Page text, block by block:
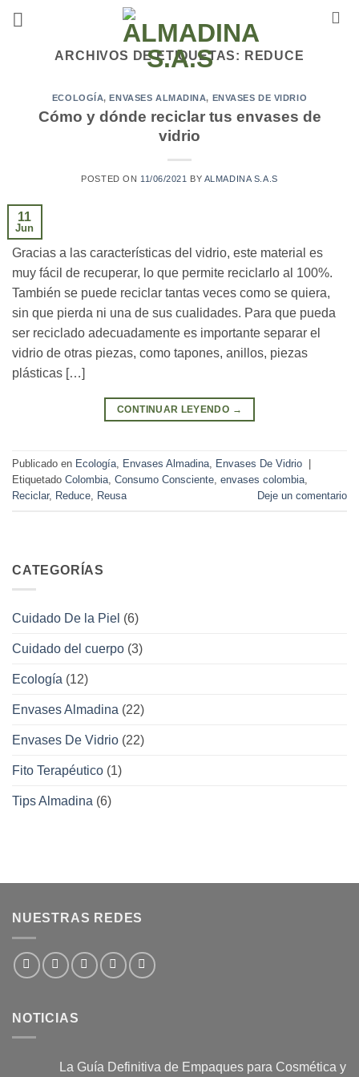
ARCHIVOS DE ETIQUETAS: REDUCE
ECOLOGÍA,ENVASES ALMADINA, ENVASES DE VIDRIO
Cómo y dónde reciclar tus envases de
vidrio
POSTED ON 11/06/2021 BY ALMADINA S.A.S
11
Jun
Gracias a las características del vidrio, este material es
muy fácil de recuperar, lo que permite reciclarlo al 100%.
También se puede reciclar tantas veces como se quiera,
sin que pierda ni una de sus cualidades. Para que pueda
ser reciclado adecuadamente es importante separar el
vidrio de otras piezas, como tapones, anillos, piezas
plásticas […]
CONTINUAR LEYENDO →
Publicado en Ecología Envases Almadina Envases De Vidrio
Etiquetado Colombia Consumo Consciente envases colombia
Reciclar, Reduce Reusa Deje un comentario
CATEGORÍAS
Cuidado De la Piel (6)
Cuidado del cuerpo (3)
Ecología (12)
Envases Almadina (22)
Envases De Vidrio (22)
Fito Terapéutico (1)
Tips Almadina (6)
NUESTRAS REDES
NOTICIAS
La Guía Definitiva de Empaques para Cosmética y